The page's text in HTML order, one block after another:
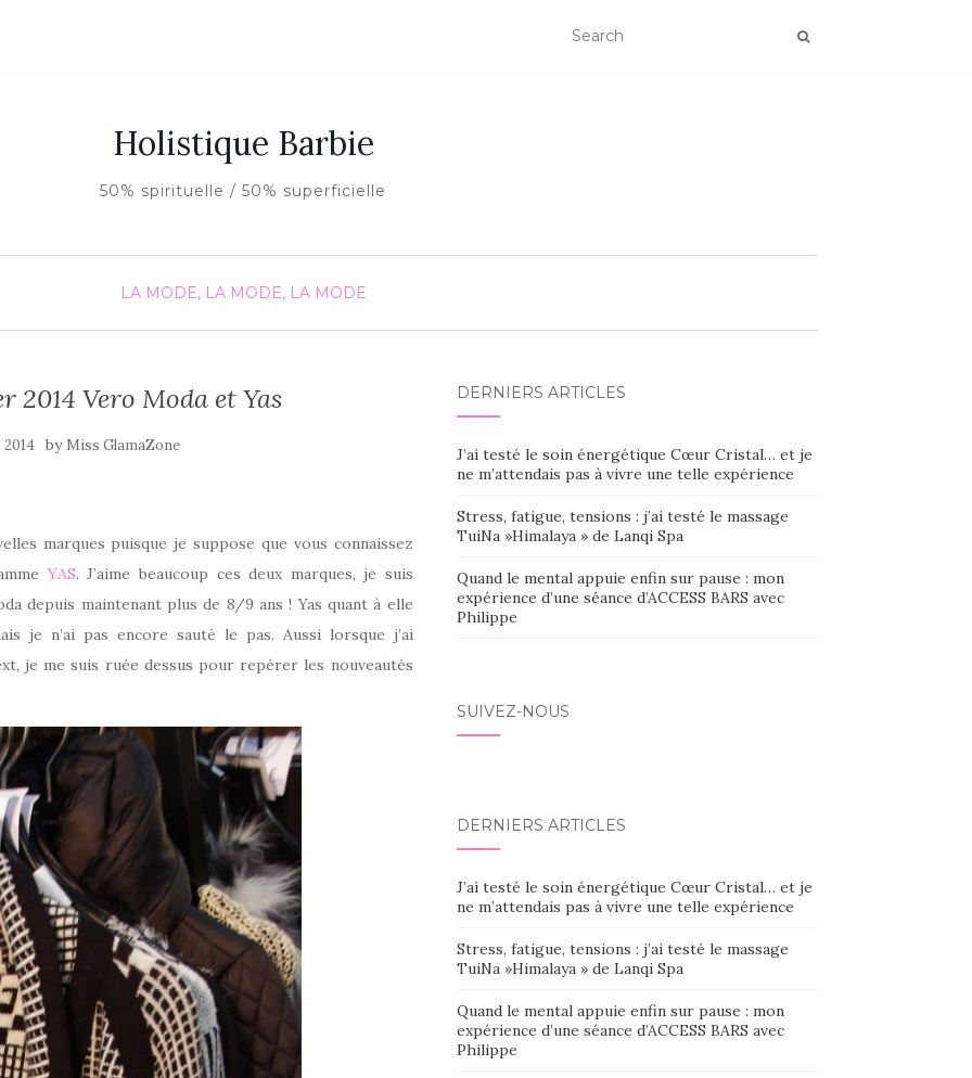
Holistique Barbie
50% spirituelle / 50% superficielle
LA MODE, LA MODE, LA MODE
2014 Vero Moda et Yas
by Miss GlamaZone
marques puisque je suppose que vous connaissez
YAS. J’aime beaucoup ces deux marques, je suis
depuis maintenant plus de 8/9 ans ! Yas quant à elle
je n’ai pas encore sauté le pas. Aussi lorsque j’ai
je me suis ruée dessus pour repérer les nouveautés
DERNIERS ARTICLES
J’ai testé le soin énergétique Cœur Cristal… et je
ne m’attendais pas à vivre une telle expérience
Stress, fatigue, tensions : j’ai testé le massage
TuiNa »Himalaya » de Lanqi Spa
Quand le mental appuie enfin sur pause : mon
expérience d’une séance d’ACCESS BARS avec
Philippe
SUIVEZ-NOUS
DERNIERS ARTICLES
J’ai testé le soin énergétique Cœur Cristal… et je
ne m’attendais pas à vivre une telle expérience
Stress, fatigue, tensions : j’ai testé le massage
TuiNa »Himalaya » de Lanqi Spa
Quand le mental appuie enfin sur pause : mon
expérience d’une séance d’ACCESS BARS avec
Philippe